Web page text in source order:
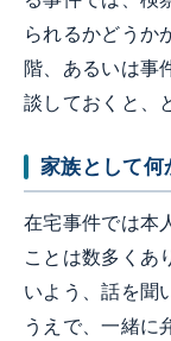
られるかどうか
階、あるいは事
談しておくと、
家族として何
在宅事件では本
ことは数多くあ
いよう、話を聞
うえで、一緒に